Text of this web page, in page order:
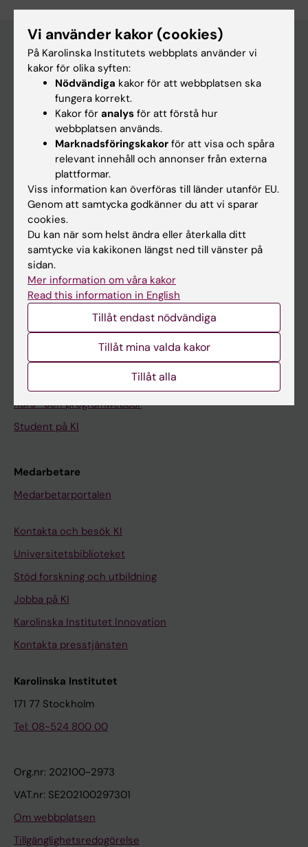
Huvudmeny
Utbildning
Forskarutbildning
Forskning
På gång
Nyheter
Kalender
Student
Canvas
Schema
Kurs- och programwebbar
Student på KI
Medarbetare
Medarbetarportalen
Kontakta och besök KI
Universitetsbiblioteket
Stöd forskning och utbildning
Jobba på KI
Karolinska Institutet Innovation
Kontakta presstjänsten
Karolinska Institutet
171 77 Stockholm
Tel: 08-524 800 00
Org.nr: 202100-2973
VAT.nr: SE202100297301
Om webbplatsen
Tillgänglighetsredogörelse
Vi använder kakor (cookies)
På Karolinska Institutets webbplats använder vi
kakor för olika syften:
Nödvändiga kakor för att webbplatsen ska
fungera korrekt.
Kakor för analys för att förstå hur
webbplatsen används.
Marknadsföringskakor för att visa och spåra
relevant innehåll och annonser från externa
plattformar.
Viss information kan överföras till länder utanför EU.
Genom att samtycka godkänner du att vi sparar
cookies.
Du kan när som helst ändra eller återkalla ditt
samtycke via kakikonen längst ned till vänster på
sidan.
Mer information om våra kakor
Read this information in English
Tillåt endast nödvändiga
Tillåt mina valda kakor
Tillåt alla